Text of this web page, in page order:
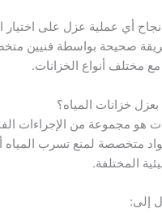
نجاح أي عملية عزل على اختيار
صحيحة بواسطة فنيين
مختلف أنواع الخزانات.
خزانات المياه؟
هو مجموعة من الإجراءات
متخصصة لمنع تسرب المياه
المختلفة.
إلى: